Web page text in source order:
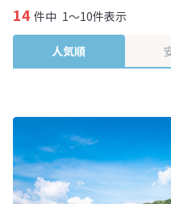
14 件中 1～10件表示
人気順